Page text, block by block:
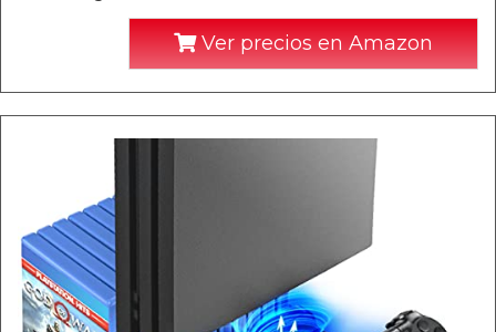
Ver precios en Amazon